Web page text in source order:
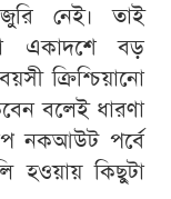
নেই। তাই
একাদশে বড়
ক্রিশ্চিয়ানো
বলেই ধারণা
নকআউট পর্বে
হওয়ায় কিছুটা